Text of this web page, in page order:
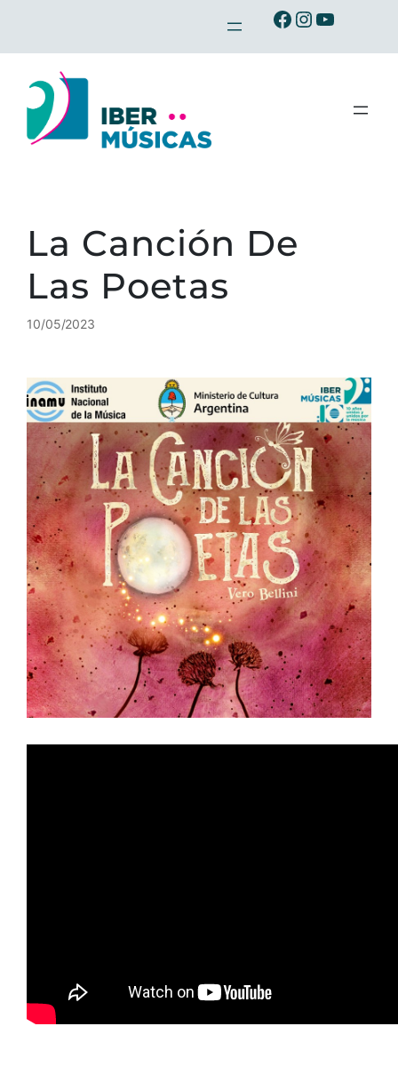
contenido
Ibermusicas en Facebook
Ibermusicas en Instagram
Ibermusicas en Youtube
La Canción De
Las Poetas
10/05/2023